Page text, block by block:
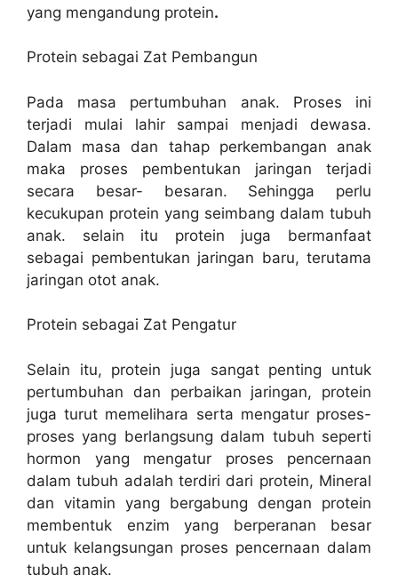
yang mengandung protein.
Protein sebagai Zat Pembangun
Pada masa pertumbuhan anak. Proses ini
terjadi mulai lahir sampai menjadi dewasa.
Dalam masa dan tahap perkembangan anak
maka proses pembentukan jaringan terjadi
secara besar- besaran. Sehingga perlu
kecukupan protein yang seimbang dalam tubuh
anak. selain itu protein juga bermanfaat
sebagai pembentukan jaringan baru, terutama
jaringan otot anak.
Protein sebagai Zat Pengatur
Selain itu, protein juga sangat penting untuk
pertumbuhan dan perbaikan jaringan, protein
juga turut memelihara serta mengatur proses-
proses yang berlangsung dalam tubuh seperti
hormon yang mengatur proses pencernaan
dalam tubuh adalah terdiri dari protein, Mineral
dan vitamin yang bergabung dengan protein
membentuk enzim yang berperanan besar
untuk kelangsungan proses pencernaan dalam
tubuh anak.